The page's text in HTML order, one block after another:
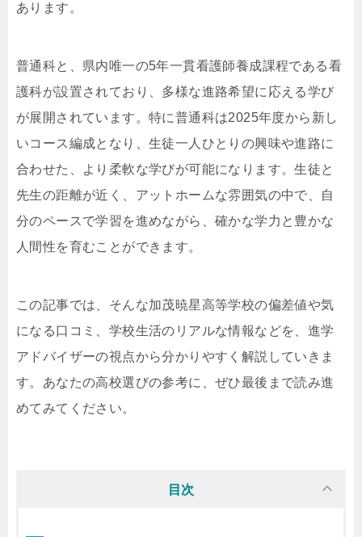
あります。
普通科と、県内唯一の5年一貫看護師養成課程である看
護科が設置されており、多様な進路希望に応える学び
が展開されています。特に普通科は2025年度から新し
いコース編成となり、生徒一人ひとりの興味や進路に
合わせた、より柔軟な学びが可能になります。生徒と
先生の距離が近く、アットホームな雰囲気の中で、自
分のペースで学習を進めながら、確かな学力と豊かな
人間性を育むことができます。
この記事では、そんな加茂暁星高等学校の偏差値や気
になる口コミ、学校生活のリアルな情報などを、進学
アドバイザーの視点から分かりやすく解説していきま
す。あなたの高校選びの参考に、ぜひ最後まで読み進
めてみてください。
目次